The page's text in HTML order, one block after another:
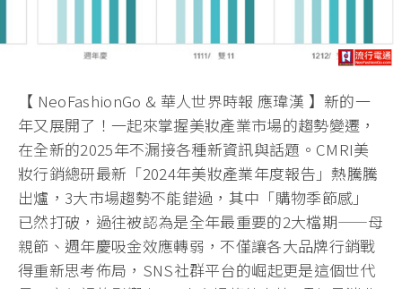
【 NeoFashionGo & 華人世界時報 應瑋漢 】新的一
年又展開了！一起來掌握美妝產業市場的趨勢變遷，
在全新的2025年不漏接各種新資訊與話題。CMRI美
妝行銷總研最新「2024年美妝產業年度報告」熱騰騰
出爐，3大市場趨勢不能錯過，其中「購物季節感」
已然打破，過往被認為是全年最重要的2大檔期——母
親節、週年慶吸金效應轉弱，不僅讓各大品牌行銷戰
得重新思考佈局，SNS社群平台的崛起更是這個世代